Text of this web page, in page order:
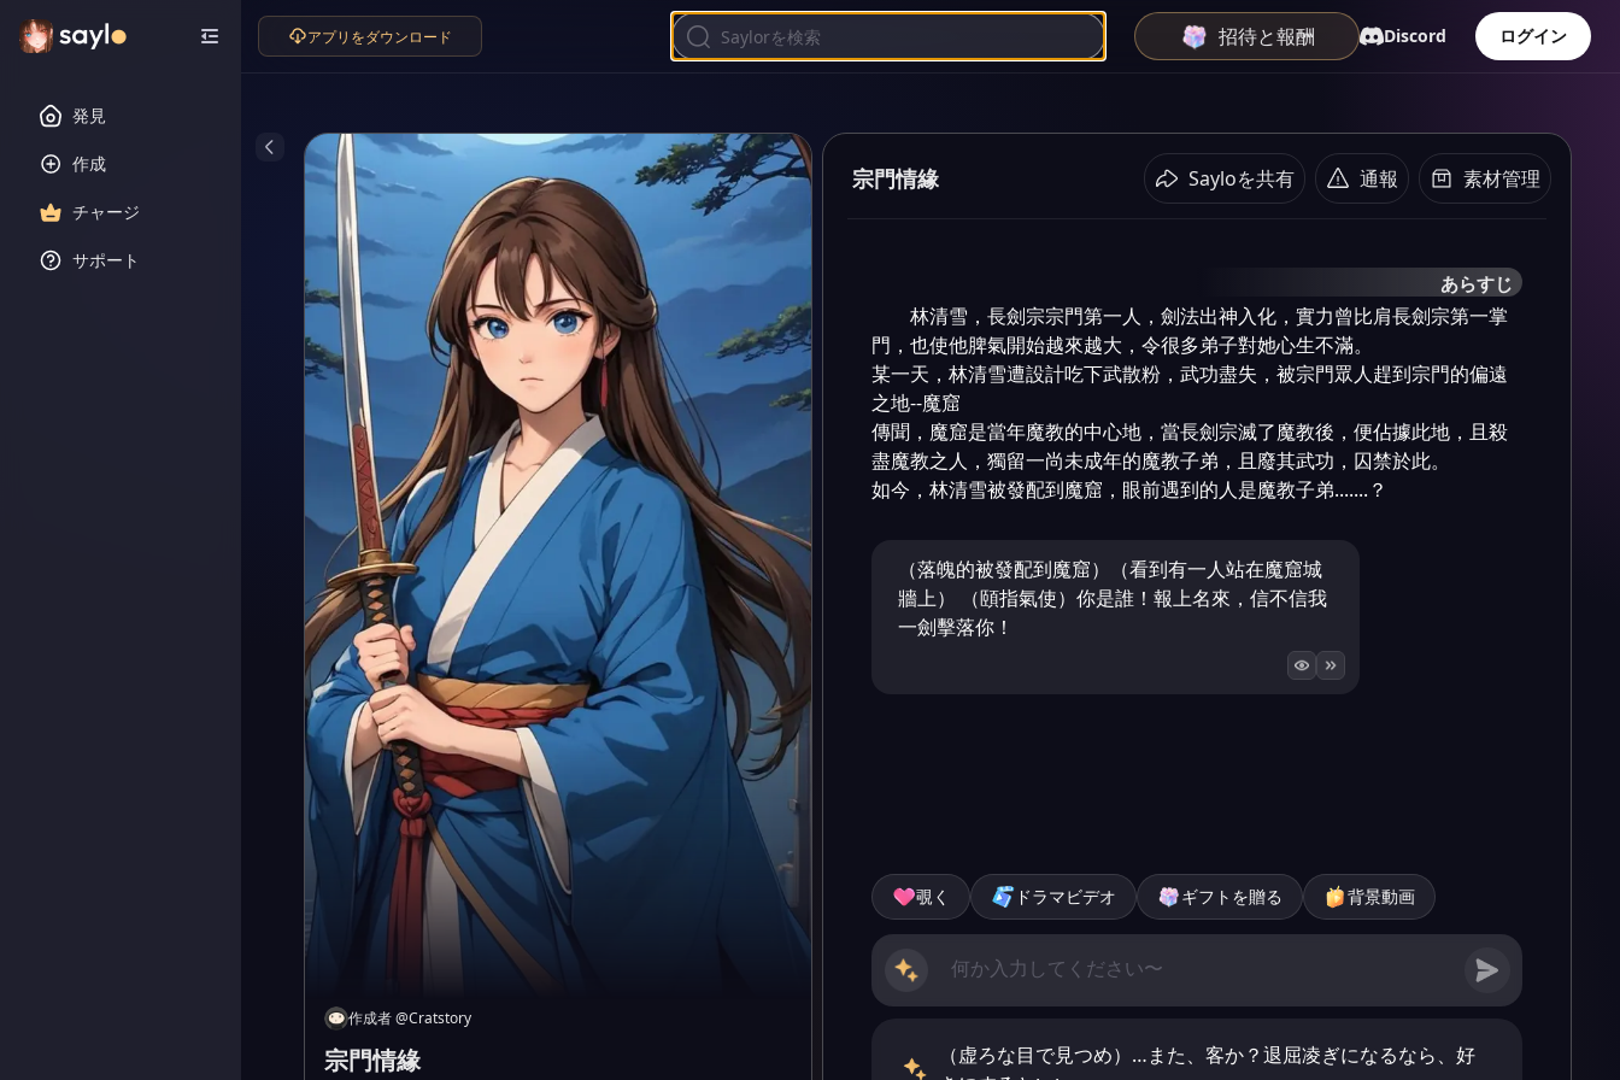
発見
作成
チャージ
サポート
アプリをダウンロード 招待と報酬 Discord ログイン
作成者@Cratstory
宗門情緣
宗門情緣 Sayloを共有 通報 素材管理
あらすじ
林清雪，長劍宗宗門第一人，劍法出神入化，實力曾比肩長劍宗第一掌
門，也使他脾氣開始越來越大，令很多弟子對她心生不滿。
某一天，林清雪遭設計吃下武散粉，武功盡失，被宗門眾人趕到宗門的偏遠
之地--魔窟
傳聞，魔窟是當年魔教的中心地，當長劍宗滅了魔教後，便佔據此地，且殺
盡魔教之人，獨留一尚未成年的魔教子弟，且廢其武功，囚禁於此。
如今，林清雪被發配到魔窟，眼前遇到的人是魔教子弟.......？
（落魄的被發配到魔窟）（看到有一人站在魔窟城
牆上） （頤指氣使）你是誰！報上名來，信不信我
一劍擊落你！
覗く ドラマビデオ ギフトを贈る 背景動画
（虚ろな目で見つめ）…また、客か？退屈凌ぎになるなら、好